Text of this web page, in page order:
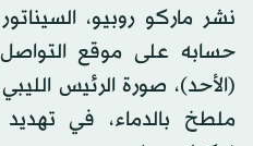
نشر ماركو روبيو،
حسابه على موقع
(الأحد)، صورة الرئيس
ملطخ بالدماء، في